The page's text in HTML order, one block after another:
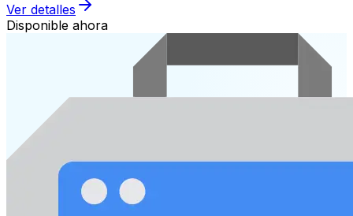
Ver detalles
Disponible ahora